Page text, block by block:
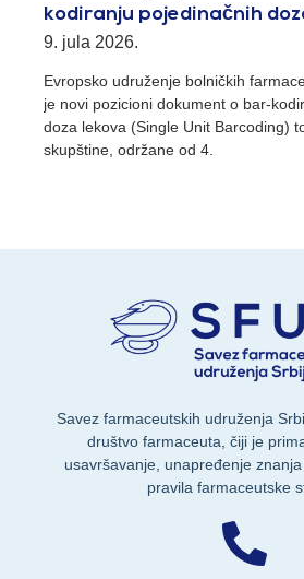
kodiranju pojedinačnih
9. jula 2026.
Evropsko udruženje bolničkih
je novi pozicioni dokument o bar-
doza lekova (Single Unit Barcoding)
skupštine, održane od 4.
Savez farmaceutskih udruženja
društvo farmaceuta, čiji je
usavršavanje, unapređenje
pravila farmaceutske